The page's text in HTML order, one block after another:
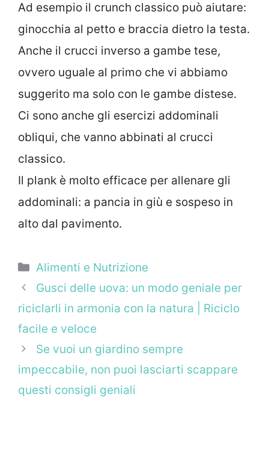
Ad esempio il crunch classico può aiutare:
ginocchia al petto e braccia dietro la testa.
Anche il crucci inverso a gambe tese,
ovvero uguale al primo che vi abbiamo
suggerito ma solo con le gambe distese.
Ci sono anche gli esercizi addominali
obliqui, che vanno abbinati al crucci
classico.
Il plank è molto efficace per allenare gli
addominali: a pancia in giù e sospeso in
alto dal pavimento.
Categorie
Alimenti e Nutrizione
Gusci delle uova: un modo geniale per
riciclarli in armonia con la natura | Riciclo
facile e veloce
Se vuoi un giardino sempre
impeccabile, non puoi lasciarti scappare
questi consigli geniali